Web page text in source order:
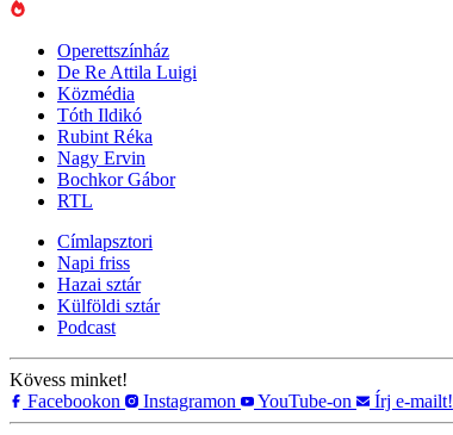
Operettszínház
De Re Attila Luigi
Közmédia
Tóth Ildikó
Rubint Réka
Nagy Ervin
Bochkor Gábor
RTL
Címlapsztori
Napi friss
Hazai sztár
Külföldi sztár
Podcast
Kövess minket!
Facebookon
Instagramon YouTube-on Írj e-mailt!